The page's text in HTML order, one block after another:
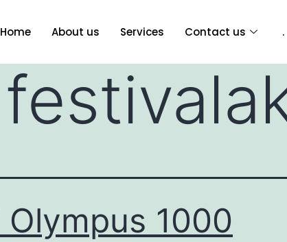
Home About us Services Contact us .
1000